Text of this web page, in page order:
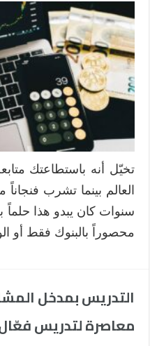
تخيّل أنه باستطاعتك
سنوات كان يبدو هذا حلماً
محصوراً بالبنوك فقط أو
التدريس بمدخل
معاصرة لتدريس